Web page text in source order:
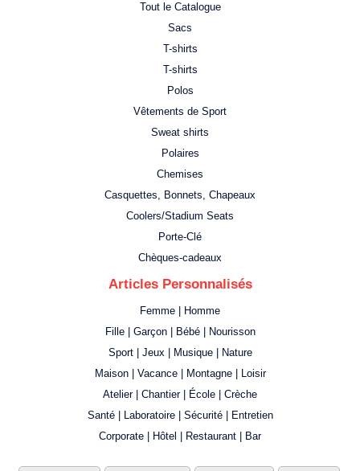
Tout le Catalogue
Sacs
T-shirts
T-shirts
Polos
Vêtements de Sport
Sweat shirts
Polaires
Chemises
Casquettes, Bonnets, Chapeaux
Coolers/Stadium Seats
Porte-Clé
Chèques-cadeaux
Articles Personnalisés
Femme | Homme
Fille | Garçon | Bébé | Nourisson
Sport | Jeux | Musique | Nature
Maison | Vacance | Montagne | Loisir
Atelier | Chantier | École | Crèche
Santé | Laboratoire | Sécurité | Entretien
Corporate | Hôtel | Restaurant | Bar